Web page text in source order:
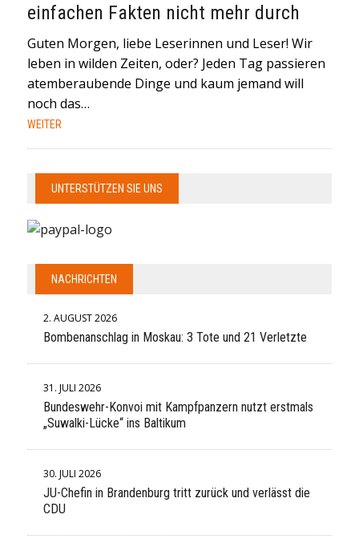
einfachen Fakten nicht mehr durch
Guten Morgen, liebe Leserinnen und Leser! Wir
leben in wilden Zeiten, oder? Jeden Tag passieren
atemberaubende Dinge und kaum jemand will
noch das…
WEITER
UNTERSTÜTZEN SIE UNS
NACHRICHTEN
2. AUGUST 2026
Bombenanschlag in Moskau: 3 Tote und 21 Verletzte
31. JULI 2026
Bundeswehr-Konvoi mit Kampfpanzern nutzt erstmals
„Suwalki-Lücke“ ins Baltikum
30. JULI 2026
JU-Chefin in Brandenburg tritt zurück und verlässt die
CDU